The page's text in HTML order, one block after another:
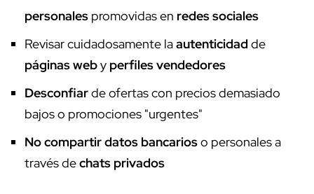
personales promovidas en redes sociales
Revisar cuidadosamente laautenticidadde
páginas weby perfiles vendedores
Desconfiarde ofertas con precios demasiado
bajos o promociones "urgentes"
No compartirdatos bancarioso personales a
través dechats privados